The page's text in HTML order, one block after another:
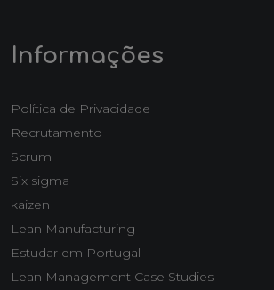
Informações
Política de Privacidade
Recrutamento
Scrum
Six sigma
kaizen
Lean Manufacturing
Estudar em Portugal
Lean Management Case Studies